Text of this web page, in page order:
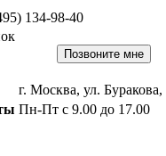
134-98-40
Позвоните мне
г. Москва, ул. Буракова,
Пн-Пт с 9.00 до 17.00